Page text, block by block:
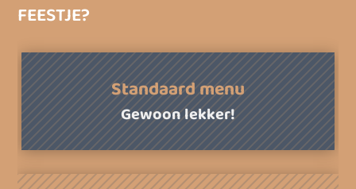
FEESTJE?
Standaard menu
Gewoon lekker!